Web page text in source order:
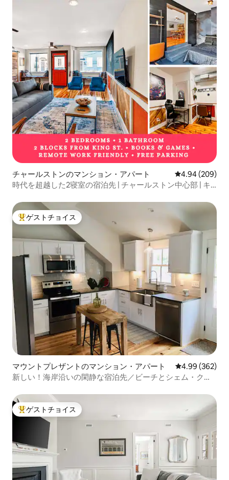
チャールストンのマンション・アパート レビュー209
4.94 (209)
時代を超越した2寝室の宿泊先 | チャールストン中心部 | キ
大好評のゲストチョイスです。
ゲストチョイス
マウントプレザントのマンション・アパート レビュー362
4.99 (362)
新しい！海岸沿いの閑静な宿泊先／ビーチとシェム・クリ
大好評のゲストチョイスです。
ゲストチョイス